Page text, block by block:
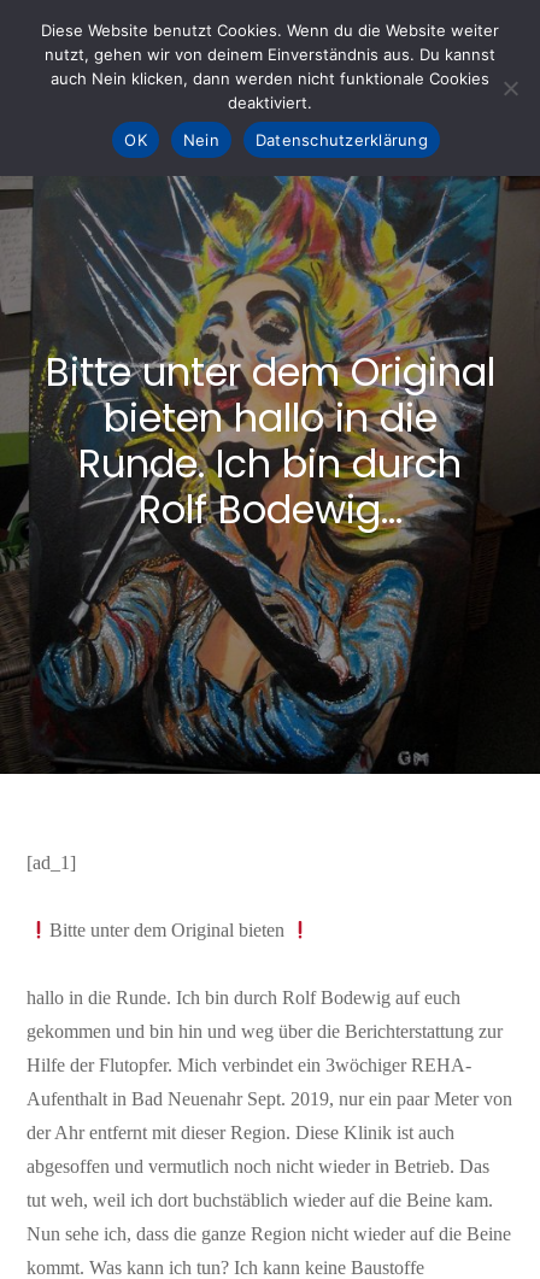
content
KOHLE fürs AHRTAL e.V.
– Helfen hilft
Bitte unter dem Original
bieten hallo in die
Runde. Ich bin durch
Rolf Bodewig…
[ad_1]
Bitte unter dem Original bieten
hallo in die Runde. Ich bin durch Rolf Bodewig auf euch
gekommen und bin hin und weg über die Berichterstattung zur
Hilfe der Flutopfer. Mich verbindet ein 3wöchiger REHA-
Aufenthalt in Bad Neuenahr Sept. 2019, nur ein paar Meter von
der Ahr entfernt mit dieser Region. Diese Klinik ist auch
abgesoffen und vermutlich noch nicht wieder in Betrieb. Das
tut weh, weil ich dort buchstäblich wieder auf die Beine kam.
Nun sehe ich, dass die ganze Region nicht wieder auf die Beine
kommt. Was kann ich tun? Ich kann keine Baustoffe
Diese Website benutzt Cookies. Wenn du die Website weiter
nutzt, gehen wir von deinem Einverständnis aus. Du kannst
auch Nein klicken, dann werden nicht funktionale Cookies
deaktiviert.
OK
Nein Datenschutzerklärung